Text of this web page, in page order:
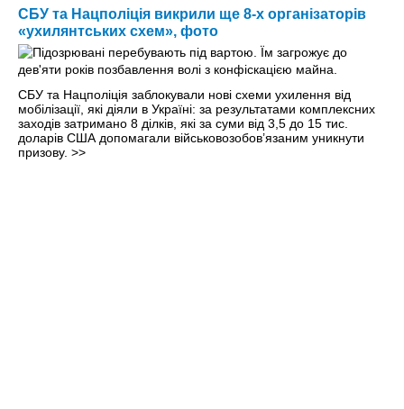
СБУ та Нацполіція викрили ще 8-х організаторів
«ухилянтських схем», фото
СБУ та Нацполіція заблокували нові схеми ухилення від
мобілізації, які діяли в Україні: за результатами комплексних
заходів затримано 8 ділків, які за суми від 3,5 до 15 тис.
доларів США допомагали військовозобов’язаним уникнути
призову. >>